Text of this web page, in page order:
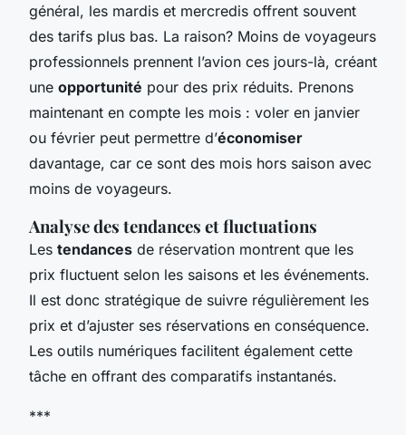
général, les mardis et mercredis offrent souvent
des tarifs plus bas. La raison? Moins de voyageurs
professionnels prennent l’avion ces jours-là, créant
une opportunité pour des prix réduits. Prenons
maintenant en compte les mois : voler en janvier
ou février peut permettre d’économiser
davantage, car ce sont des mois hors saison avec
moins de voyageurs.
Analyse des tendances et fluctuations
Les tendances de réservation montrent que les
prix fluctuent selon les saisons et les événements.
Il est donc stratégique de suivre régulièrement les
prix et d’ajuster ses réservations en conséquence.
Les outils numériques facilitent également cette
tâche en offrant des comparatifs instantanés.
***